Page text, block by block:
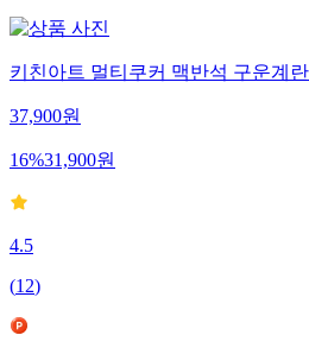
키친아트 멀티쿠커 맥반석 구운계
37,900원
16%31,900원
4.5
(12)